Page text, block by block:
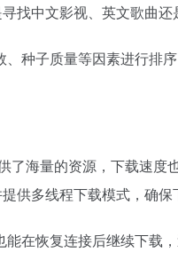
中文影视、英文歌曲
种子质量等因素进行
海量的资源，下载速
供多线程下载模式，确保
在恢复连接后继续下载